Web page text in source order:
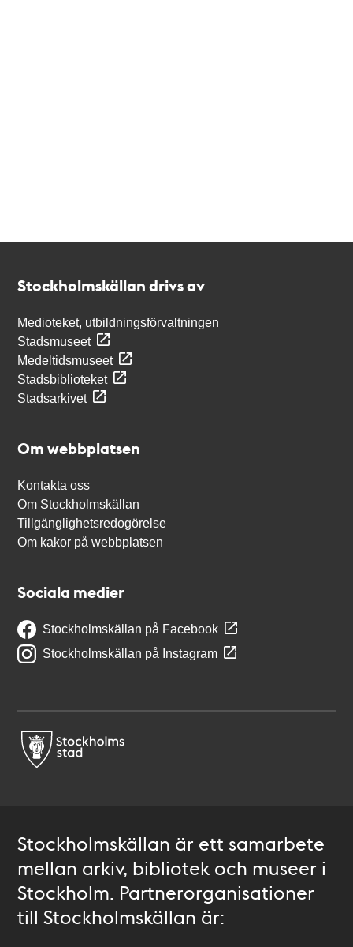
Stockholmskällan drivs av
Medioteket, utbildningsförvaltningen
Stadsmuseet
Medeltidsmuseet
Stadsbiblioteket
Stadsarkivet
Om webbplatsen
Kontakta oss
Om Stockholmskällan
Tillgänglighetsredogörelse
Om kakor på webbplatsen
Sociala medier
Stockholmskällan på Facebook
Stockholmskällan på Instagram
Stockholmskällan är ett samarbete
mellan arkiv, bibliotek och museer i
Stockholm. Partnerorganisationer
till Stockholmskällan är: